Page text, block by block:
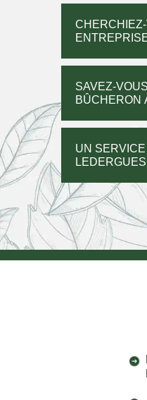
SAVEZ-
BÛCHERON
UN
LEDERGUES